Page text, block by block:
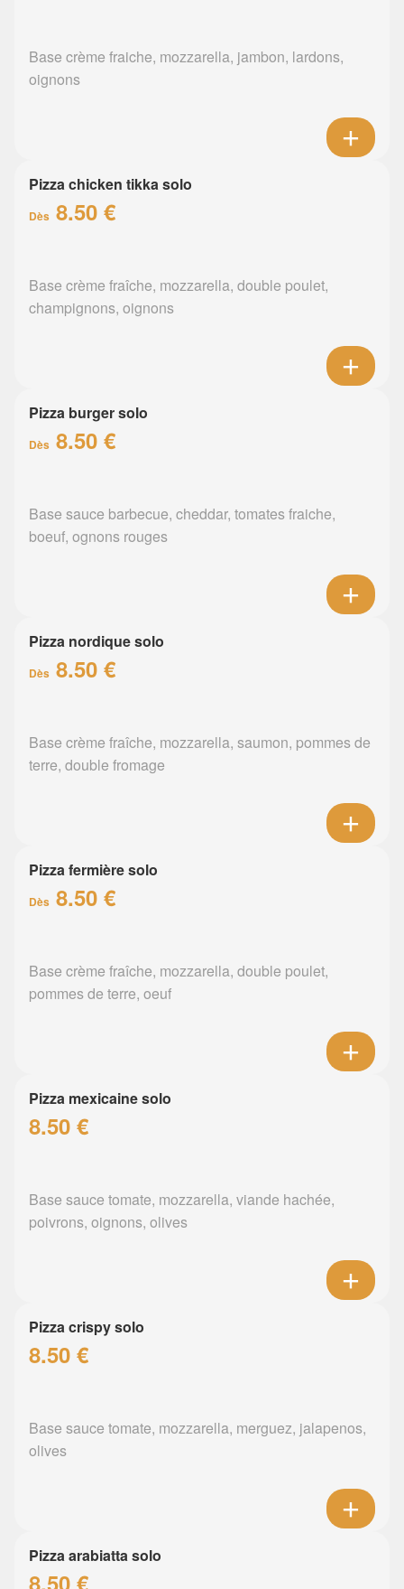
Base crème fraiche, mozzarella, jambon, lardons,
oignons
Pizza chicken tikka solo
Dès 8.50 €
Base crème fraîche, mozzarella, double poulet,
champignons, oignons
Pizza burger solo
Dès 8.50 €
Base sauce barbecue, cheddar, tomates fraiche,
boeuf, ognons rouges
Pizza nordique solo
Dès 8.50 €
Base crème fraîche, mozzarella, saumon, pommes de
terre, double fromage
Pizza fermière solo
Dès 8.50 €
Base crème fraîche, mozzarella, double poulet,
pommes de terre, oeuf
Pizza mexicaine solo
8.50 €
Base sauce tomate, mozzarella, viande hachée,
poivrons, oignons, olives
Pizza crispy solo
8.50 €
Base sauce tomate, mozzarella, merguez, jalapenos,
olives
Pizza arabiatta solo